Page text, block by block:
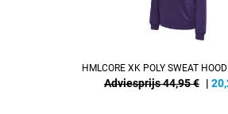
HMLCORE XK POLY SWEAT
Adviesprijs 44,95 € |